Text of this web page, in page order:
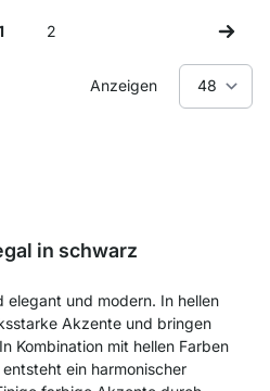
Sie lesen gerade Seite
Seite
2
Anzeigen
in schwarz
elegant und modern. In hellen
Akzente und bringen
Kombination mit hellen Farben
ein harmonischer